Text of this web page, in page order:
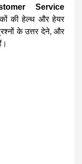
Service
की हेल्थ और हेयर
के उत्तर देने, और